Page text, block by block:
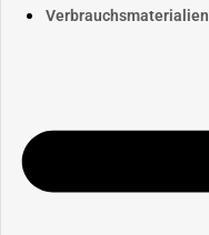
Verbrauchsmaterialien